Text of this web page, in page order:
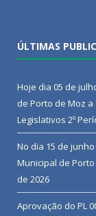
ÚLTIMAS
Hoje dia 05 de
de Porto de Moz
Legislativos 2º
No dia 15 de
Municipal de
de 2026
Aprovação do PL